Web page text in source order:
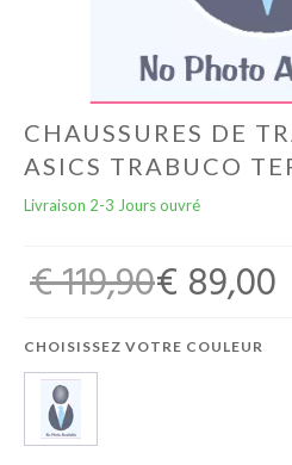
Chèques Cadeaux
CHAUSSURES DE
ASICS TRABUCO
Livraison 2-3 Jours ouvré
€ 119,90€ 89,00
CHOISISSEZ VOTRE COULEUR